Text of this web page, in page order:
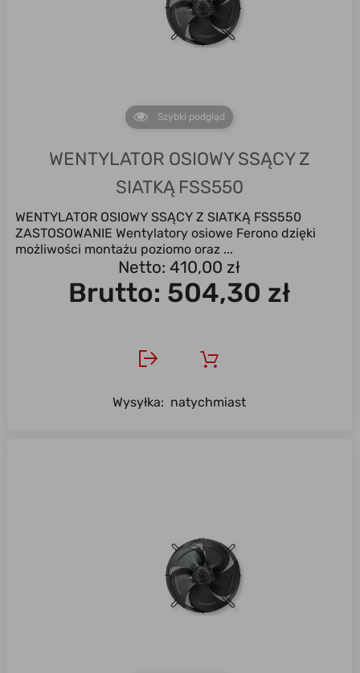
Szybki podgląd
WENTYLATOR OSIOWY SSĄCY Z
SIATKĄ FSS550
WENTYLATOR OSIOWY SSĄCY Z SIATKĄ FSS550
ZASTOSOWANIE Wentylatory osiowe Ferono dzięki
możliwości montażu poziomo oraz ...
Netto: 410,00 zł
Brutto: 504,30 zł
Wysyłka: natychmiast